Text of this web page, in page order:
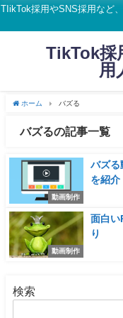
TIikTok採用やSNS採用など
TikTok採
用
ホーム バズる
バズるの記事一覧
動画制作
バズる
を紹介
動画制作
面白い
り
検索